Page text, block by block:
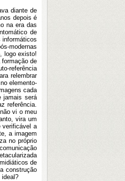
diante de
depois é
na era das
de
informáticos
modernas
logo existo!
de
referência
relembrar
elemento-
cada
jamais será
referência.
vi o meu
vira um
verificável a
a imagem
no próprio
de
construção